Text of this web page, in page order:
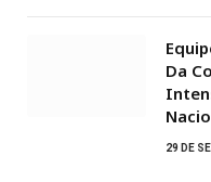
Da
29 DE